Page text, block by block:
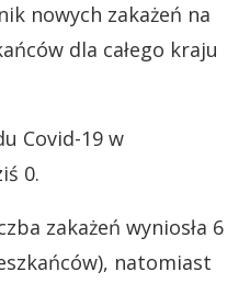
nowych zakażeń na
dla całego kraju
Covid-19 w
0.
zakażeń wyniosła 6
natomiast